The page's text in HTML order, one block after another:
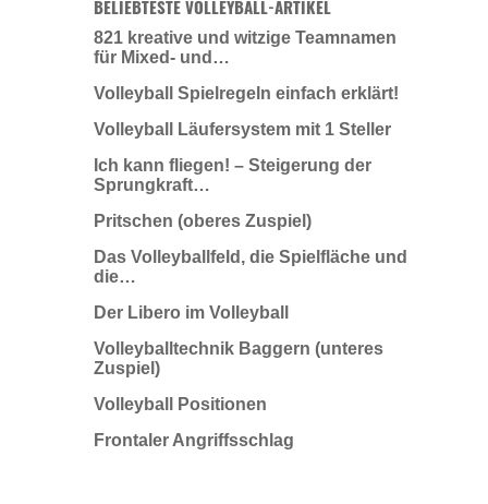
BELIEBTESTE VOLLEYBALL-ARTIKEL
821 kreative und witzige Teamnamen
für Mixed- und…
Volleyball Spielregeln einfach erklärt!
Volleyball Läufersystem mit 1 Steller
Ich kann fliegen! – Steigerung der
Sprungkraft…
Pritschen (oberes Zuspiel)
Das Volleyballfeld, die Spielfläche und
die…
Der Libero im Volleyball
Volleyballtechnik Baggern (unteres
Zuspiel)
Volleyball Positionen
Frontaler Angriffsschlag